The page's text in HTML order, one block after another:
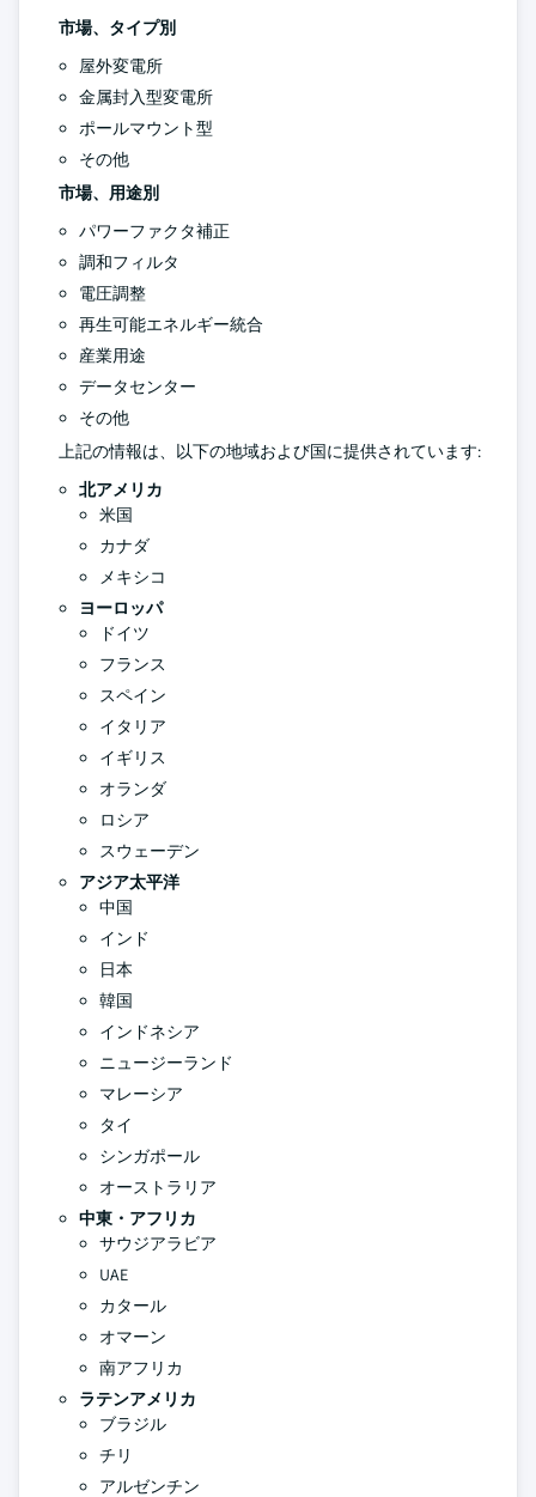
市場、タイプ別
屋外変電所
金属封入型変電所
ポールマウント型
その他
市場、用途別
パワーファクタ補正
調和フィルタ
電圧調整
再生可能エネルギー統合
産業用途
データセンター
その他
上記の情報は、以下の地域および国に提供されています:
北アメリカ
米国
カナダ
メキシコ
ヨーロッパ
ドイツ
フランス
スペイン
イタリア
イギリス
オランダ
ロシア
スウェーデン
アジア太平洋
中国
インド
日本
韓国
インドネシア
ニュージーランド
マレーシア
タイ
シンガポール
オーストラリア
中東・アフリカ
サウジアラビア
UAE
カタール
オマーン
南アフリカ
ラテンアメリカ
ブラジル
チリ
アルゼンチン